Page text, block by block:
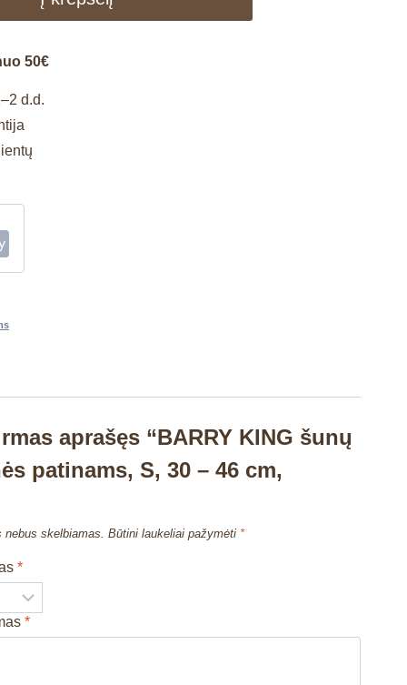
50€
d.d.
aprašęs “BARRY KING šunų
patinams, S, 30 – 46 cm,
skelbiamas. Būtini laukeliai pažymėti *
*
*